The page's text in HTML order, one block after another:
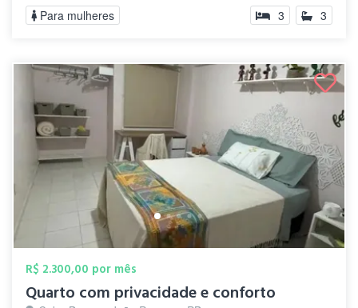
Para mulheres 3 3
R$ 2.300,00 por mês
Quarto com privacidade e conforto